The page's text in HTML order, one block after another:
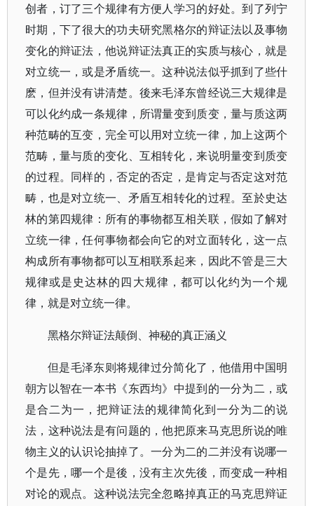
创者，订了三个规律有方便人学习的好处。到了列宁
时期，下了很大的功夫研究黑格尔的辩证法以及事物
变化的辩证法，他说辩证法真正的实质与核心，就是
对立统一，或是矛盾统一。这种说法似乎抓到了些什
麽，但并没有讲清楚。後来毛泽东曾经说三大规律是
可以化约成一条规律，所谓量变到质变，量与质这两
种范畴的互变，完全可以用对立统一律，加上这两个
范畴，量与质的变化、互相转化，来说明量变到质变
的过程。同样的，否定的否定，是肯定与否定这对范
畴，也是对立统一、矛盾互相转化的过程。至於史达
林的第四规律：所有的事物都互相关联，假如了解对
立统一律，任何事物都会向它的对立面转化，这一点
构成所有事物都可以互相联系起来，因此不管是三大
规律或是史达林的四大规律，都可以化约为一个规
律，就是对立统一律。
黑格尔辩证法颠倒、神秘的真正涵义
但是毛泽东则将规律过分简化了，他借用中国明
朝方以智在一本书《东西均》中提到的一分为二，或
是合二为一，把辩证法的规律简化到一分为二的说
法，这种说法是有问题的，他把原来马克思所说的唯
物主义的认识论抽掉了。一分为二的二并没有说哪一
个是先，哪一个是後，没有主次先後，而变成一种相
对论的观点。这种说法完全忽略掉真正的马克思辩证